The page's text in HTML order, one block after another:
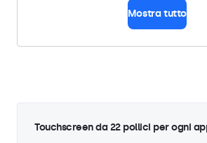
Mostra tutto
Touchscreen da 22 pollici per ogni